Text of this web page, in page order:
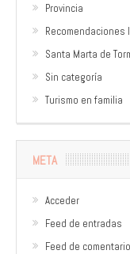
Provincia
Santa Marta de
Sin categoría
Turismo en familia
META
Acceder
Feed de entradas
Feed de